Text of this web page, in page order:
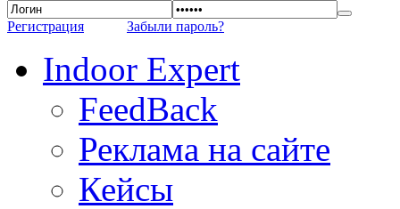
Регистрация Забыли пароль?
Indoor Expert
FeedBack
Реклама на сайте
Кейсы